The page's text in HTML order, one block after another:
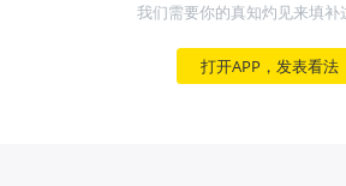
我们需要你的真知灼见来填补
打开APP，发表看法